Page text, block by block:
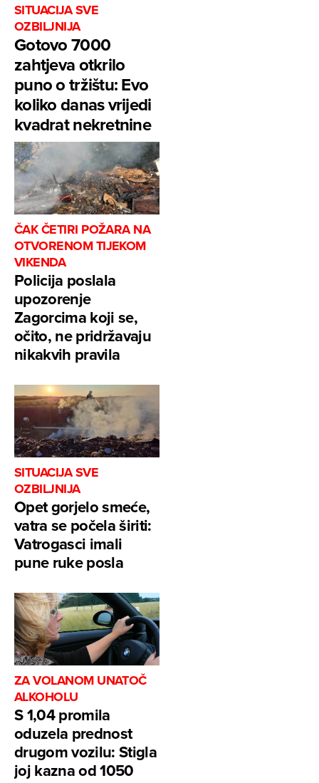
SITUACIJA SVE
OZBILJNIJA
Gotovo 7000
zahtjeva otkrilo
puno o tržištu: Evo
koliko danas vrijedi
kvadrat nekretnine
ČAK ČETIRI POŽARA NA
OTVORENOM TIJEKOM
VIKENDA
Policija poslala
upozorenje
Zagorcima koji se,
očito, ne pridržavaju
nikakvih pravila
SITUACIJA SVE
OZBILJNIJA
Opet gorjelo smeće,
vatra se počela širiti:
Vatrogasci imali
pune ruke posla
ZA VOLANOM UNATOČ
ALKOHOLU
S 1,04 promila
oduzela prednost
drugom vozilu: Stigla
joj kazna od 1050